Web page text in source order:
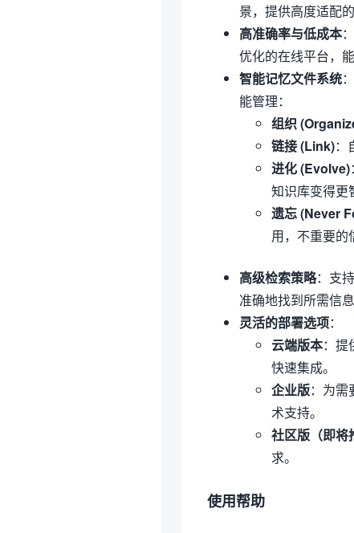
景，提供高度适配
高准确率与低成本
优化的在线平台，
智能记忆文件系统
能管理：
组织
链接 (Link)：
进化 (Evolve)
知识库变得更
遗忘 (Never
用，不重要的
高级检索策略：支
准确地找到所需信息
灵活的部署选项：
云端版本：
快速集成。
企业版：为
术支持。
社区版（即将
求。
使用帮助